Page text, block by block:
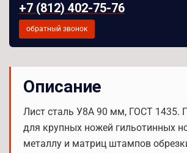
мм
+7 (812) 402-75-76
обратный звонок
Описание
Лист сталь У8А 90 мм, ГОСТ 1435.
для крупных ножей гильотинных
металлу и матриц штампов